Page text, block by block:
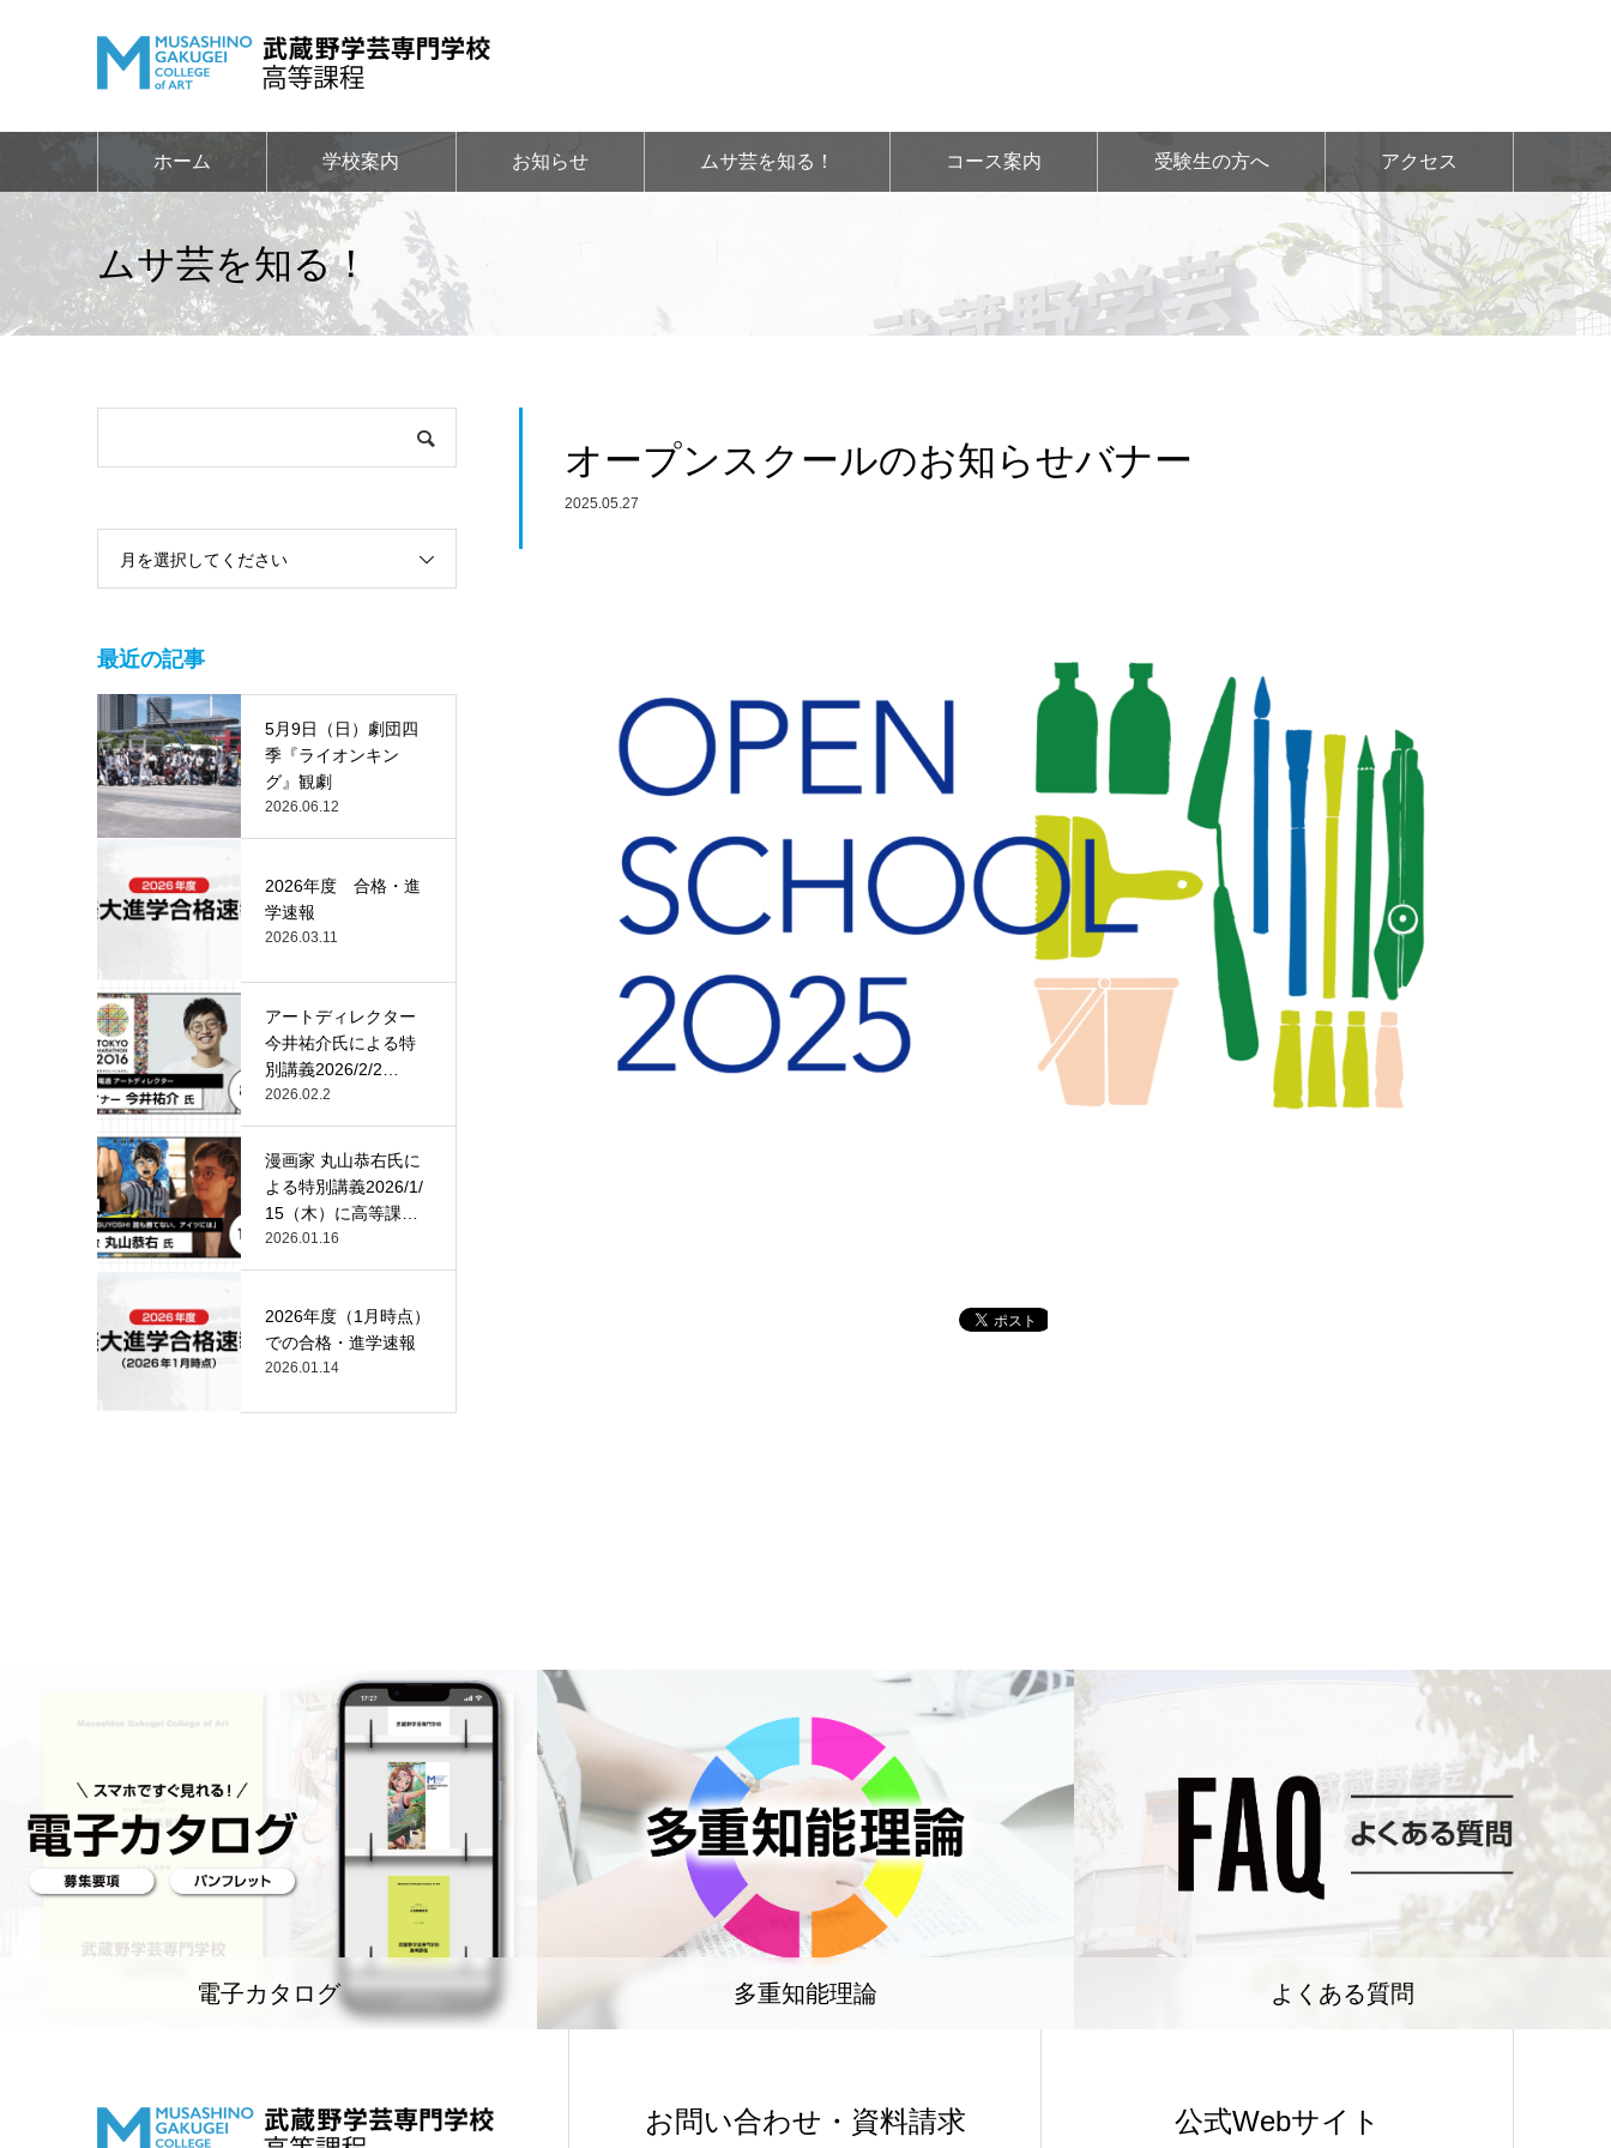
ホーム 学校案内 お知らせ ムサ芸を知る！ コース案内 受験生の方へ アクセス
ムサ芸を知る！
オープンスクールのお知らせバナー
2025.05.27
月を選択してください
最近の記事
5月9日（日）劇団四
季『ライオンキン
グ』観劇
2026.06.12
2026年度 合格・進
学速報
2026.03.11
アートディレクター
今井祐介氏による特
別講義2026/2/2
（月）…
2026.02.2
漫画家 丸山恭右氏に
よる特別講義2026/1/
15（木）に高等課
程…
2026.01.16
2026年度（1月時点）
での合格・進学速報
2026.01.14
電子カタログ 多重知能理論 よくある質問
お問い合わせ・資料請求 公式Webサイト